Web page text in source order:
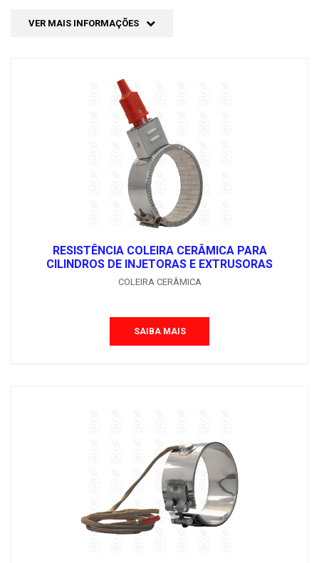
polímeros.
VER MAIS INFORMAÇÕES
RESISTÊNCIA COLEIRA CERÂMICA PARA
CILINDROS DE INJETORAS E EXTRUSORAS
COLEIRA CERÂMICA
SAIBA MAIS